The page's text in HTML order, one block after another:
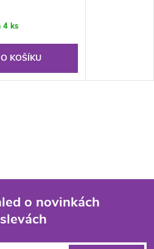
4 ks
KOŠÍKU
o novinkách